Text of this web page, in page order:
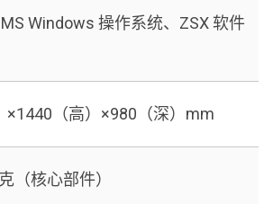
Windows 操作系统、ZSX 软件
×1440（高）×980（深）mm
（核心部件）